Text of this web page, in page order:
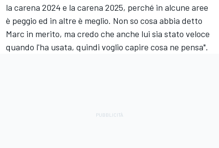
la carena 2024 e la carena 2025, perché in alcune aree
è peggio ed in altre è meglio. Non so cosa abbia detto
Marc in merito, ma credo che anche lui sia stato veloce
quando l'ha usata, quindi voglio capire cosa ne pensa".